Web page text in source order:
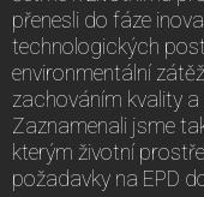
přenesli do fáze
technologických
environmentální
zachováním kvality
Zaznamenali jsme
kterým životní
požadavky na EPD